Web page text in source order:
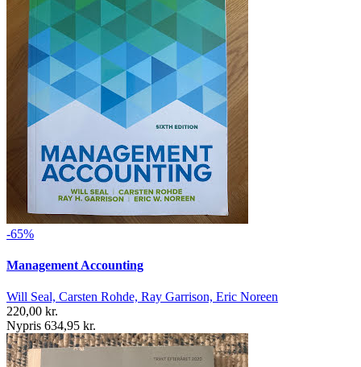
-65%
Management Accounting
Will Seal, Carsten Rohde, Ray Garrison, Eric Noreen
220,00 kr.
Nypris 634,95 kr.